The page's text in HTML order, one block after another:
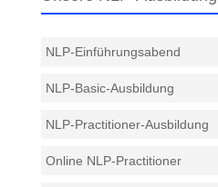
NLP-Einführungsabend
NLP-Basic-Ausbildung
NLP-Practitioner-Ausbildung
Online NLP-Practitioner